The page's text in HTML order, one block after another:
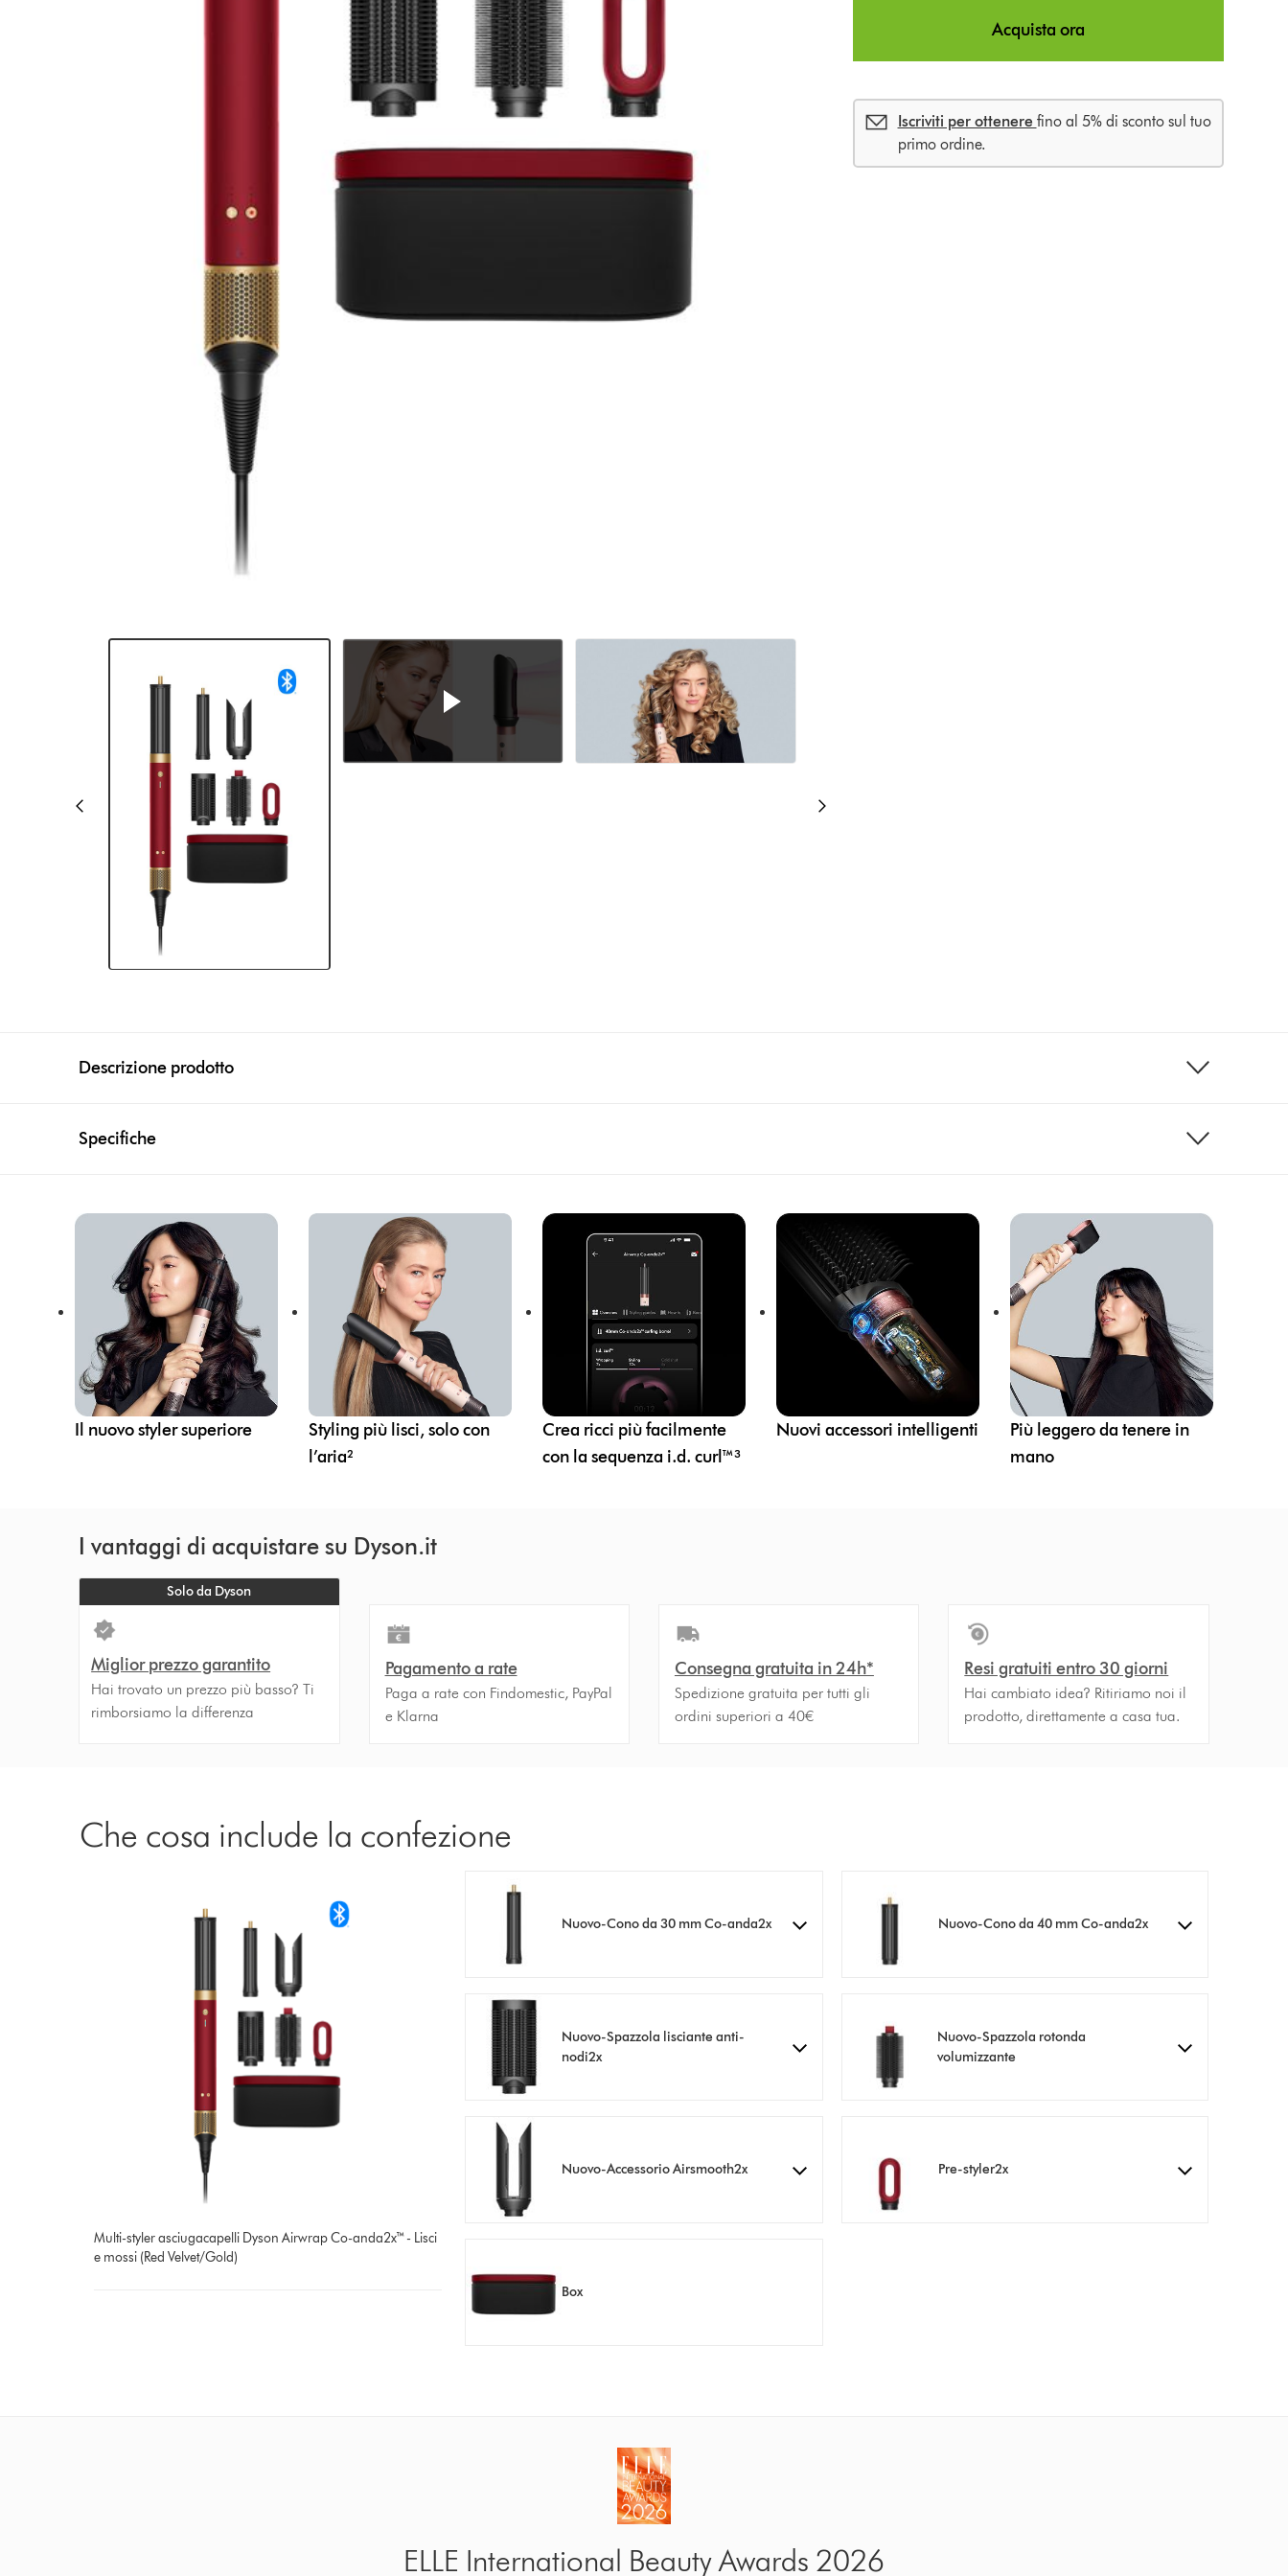
Acquista ora
Iscriviti per ottenere fino al 5% di sconto sul tuo
primo ordine.
Descrizione prodotto
Specifiche
Il nuovo styler superiore
Styling più lisci, solo con
l’aria²
Crea ricci più facilmente
con la sequenza i.d. curl™³
Nuovi accessori intelligenti
Più leggero da tenere in
mano
I vantaggi di acquistare su Dyson.it
Solo da Dyson
Miglior prezzo garantito
Hai trovato un prezzo più basso? Ti
rimborsiamo la differenza
Pagamento a rate
Paga a rate con Findomestic, PayPal
e Klarna
Consegna gratuita in 24h*
Spedizione gratuita per tutti gli
ordini superiori a 40€
Resi gratuiti entro 30 giorni
Hai cambiato idea? Ritiriamo noi il
prodotto, direttamente a casa tua.
Che cosa include la confezione
Multi-styler asciugacapelli Dyson Airwrap Co-anda2x™ - Lisci
e mossi (Red Velvet/Gold)
Nuovo-Cono da 30 mm Co-anda2x
Nuovo-Spazzola lisciante anti-
nodi2x
Nuovo-Accessorio Airsmooth2x
Box
Nuovo-Cono da 40 mm Co-anda2x
Nuovo-Spazzola rotonda
volumizzante
Pre-styler2x
ELLE International Beauty Awards 2026